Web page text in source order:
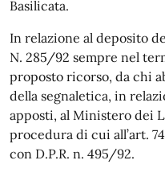
Basilicata.
In relazione al deposito
N. 285/92 sempre nel
proposto ricorso, da chi
della segnaletica, in
apposti, al Ministero dei
procedura di cui all’art.
con D.P.R. n. 495/92.